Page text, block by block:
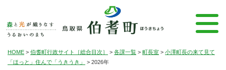
HOME > 伯耆町行政サイト［総合目次］ > 各課一覧 > 町長室 > 小澤町長の来て見て
「ほっと」住んで「うきうき」
> 2026年